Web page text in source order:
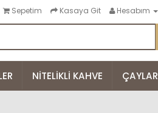
Sepetim Kasaya Git Hesabım
NITELIKLI KAHVE ÇAYLAR